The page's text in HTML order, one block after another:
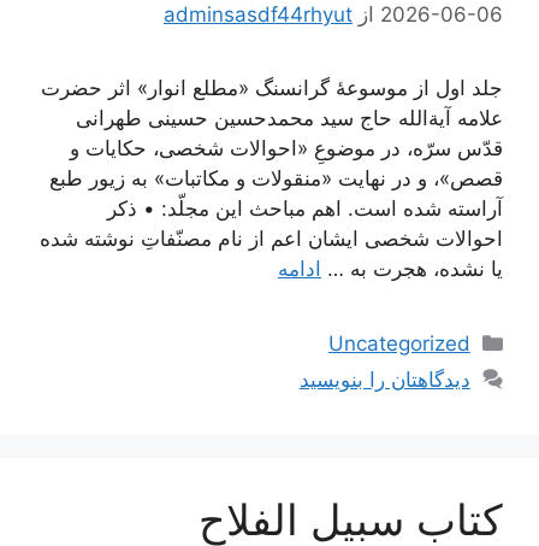
2026-06-06 از adminsasdf44rhyut
جلد اول از موسوعۀ گرانسنگ «مطلع انوار» اثر حضرت
علامه آیة‌الله حاج سید محمدحسین حسینی طهرانی
قدّس سرّه، در موضوعِ «احوالات شخصی، حکایات و
قصص»، و در نهایت «منقولات و مکاتبات» به زیور طبع
آراسته شده است. اهم مباحث این مجلّد: • ذکر
احوالات شخصی ایشان اعم از نام مصنّفاتِ نوشته شده
یا نشده، هجرت به … ادامه
دسته‌ها
Uncategorized
دیدگاهتان را بنویسید
كتاب سبيل الفلاح